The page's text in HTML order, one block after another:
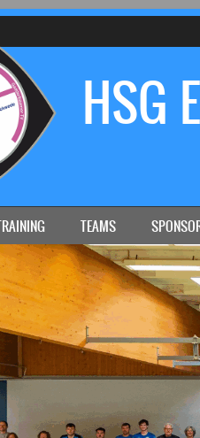
HSG
TEAMS